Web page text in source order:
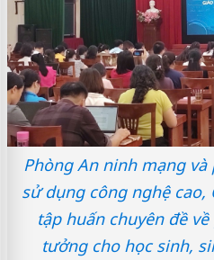
Phòng An ninh mạng
sử dụng công nghệ cao,
tập huấn chuyên đề
tưởng cho học sinh,